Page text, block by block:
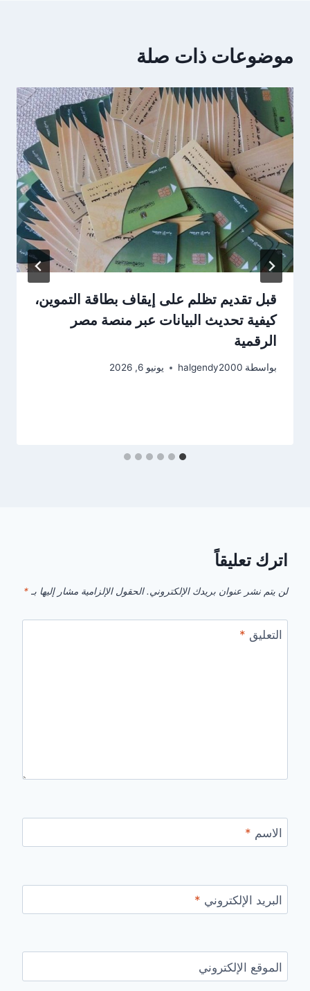
موضوعات ذات صلة
قبل تقديم تظلم على إيقاف بطاقة التموين،
كيفية تحديث البيانات عبر منصة مصر
الرقمية
بواسطة halgendy2000 يونيو 6, 2026
اترك تعليقاً
لن يتم نشر عنوان بريدك الإلكتروني. الحقول الإلزامية مشار إليها بـ *
التعليق *
الاسم *
البريد الإلكتروني *
الموقع الإلكتروني